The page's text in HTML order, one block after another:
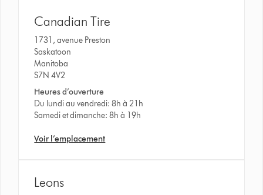
Canadian Tire
1731, avenue Preston
Saskatoon
Manitoba
S7N 4V2
Heures d’ouverture
Du lundi au vendredi: 8h à 21h
Samedi et dimanche: 8h à 19h
Voir l’emplacement
Leons